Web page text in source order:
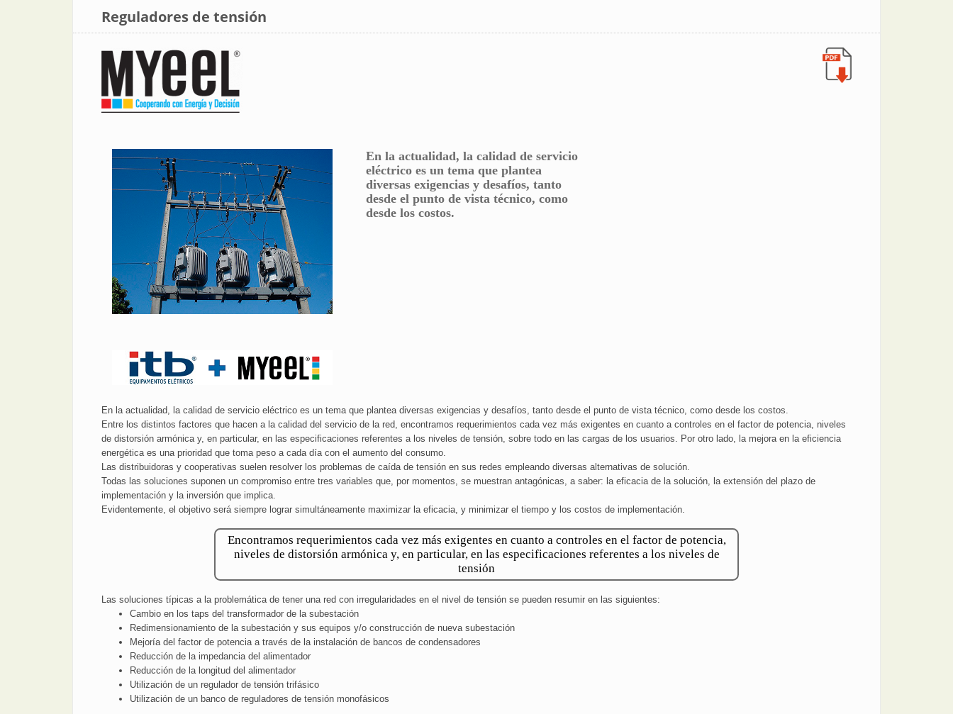
Reguladores de tensión
En la actualidad, la calidad de servicio
eléctrico es un tema que plantea
diversas exigencias y desafíos, tanto
desde el punto de vista técnico, como
desde los costos.
En la actualidad, la calidad de servicio eléctrico es un tema que plantea diversas exigencias y desafíos, tanto desde el punto de vista técnico, como desde los costos.
Entre los distintos factores que hacen a la calidad del servicio de la red, encontramos requerimientos cada vez más exigentes en cuanto a controles en el factor de potencia, niveles
de distorsión armónica y, en particular, en las especificaciones referentes a los niveles de tensión, sobre todo en las cargas de los usuarios. Por otro lado, la mejora en la eficiencia
energética es una prioridad que toma peso a cada día con el aumento del consumo.
Las distribuidoras y cooperativas suelen resolver los problemas de caída de tensión en sus redes empleando diversas alternativas de solución.
Todas las soluciones suponen un compromiso entre tres variables que, por momentos, se muestran antagónicas, a saber: la eficacia de la solución, la extensión del plazo de
implementación y la inversión que implica.
Evidentemente, el objetivo será siempre lograr simultáneamente maximizar la eficacia, y minimizar el tiempo y los costos de implementación.
Encontramos requerimientos cada vez más exigentes en cuanto a controles en el factor de potencia,
niveles de distorsión armónica y, en particular, en las especificaciones referentes a los niveles de
tensión
Las soluciones típicas a la problemática de tener una red con irregularidades en el nivel de tensión se pueden resumir en las siguientes:
Cambio en los taps del transformador de la subestación
Redimensionamiento de la subestación y sus equipos y/o construcción de nueva subestación
Mejoría del factor de potencia a través de la instalación de bancos de condensadores
Reducción de la impedancia del alimentador
Reducción de la longitud del alimentador
Utilización de un regulador de tensión trifásico
Utilización de un banco de reguladores de tensión monofásicos